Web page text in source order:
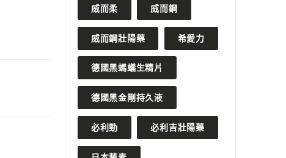
威而柔 威而鋼
威而鋼壯陽藥 希愛力
德國黑螞蟻生精片
德國黑金剛持久液
必利勁 必利吉壯陽藥